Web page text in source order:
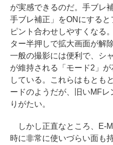
が実感できるのだ。手ブレ
手ブレ補正」をONにする
ピント合わせしやすくなる
ター半押しで拡大画面が解
一般の撮影には便利で、シ
が維持される「モード2」
している。これらはもとも
ードのようだが、旧いMF
りがたい。
しかし正直なところ、E-
時に非常に使いづらい面も